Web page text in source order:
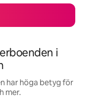
i
har höga betyg för
mer.